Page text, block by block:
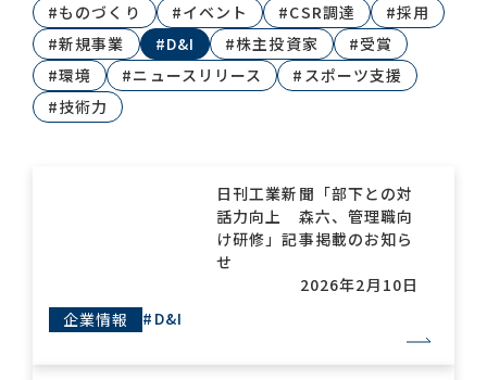
採用情報
#ものづくり
#イベント #CSR調達
#採用
#新規事業
#D&I #株主投資家
#受賞
#環境
#ニュースリリース
#スポーツ支援
#技術力
日刊工業新聞「部下との対
話力向上 森六、管理職向
け研修」記事掲載のお知ら
せ
2026年2月10日
企業情報
#D&I